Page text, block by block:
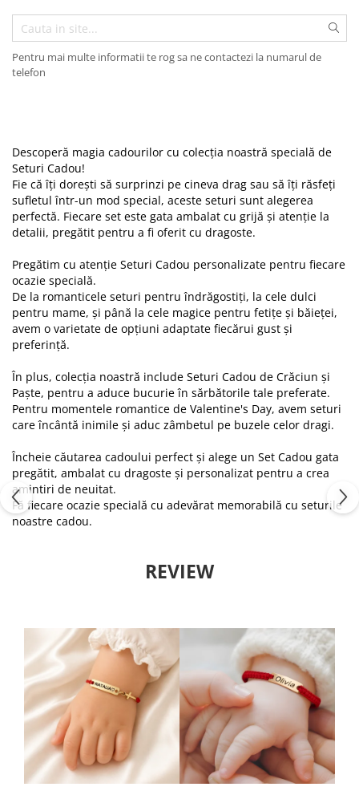
Bijuterii cu perle
Invitatii Botez
Diplome
Plusuri
Impachetare Cadou
Coliere
Card metalic
Cadouri Copii
Cadouri pentru Craciun
Cadouri 1-8 Martie
Cadouri Paste
Halloween
Portfard Personalizat
Bijuterii pentru Ea
Tablou Personalizat
Pentru mai multe informatii te rog sa ne contactezi la numarul de
telefon
Descoperă magia cadourilor cu colecția noastră specială de
Seturi Cadou!
Fie că îți dorești să surprinzi pe cineva drag sau să îți răsfeți
sufletul într-un mod special, aceste seturi sunt alegerea
perfectă. Fiecare set este gata ambalat cu grijă și atenție la
detalii, pregătit pentru a fi oferit cu dragoste.
Pregătim cu atenție Seturi Cadou personalizate pentru fiecare
ocazie specială.
De la romanticele seturi pentru îndrăgostiți, la cele dulci
pentru mame, și până la cele magice pentru fetițe și băieței,
avem o varietate de opțiuni adaptate fiecărui gust și
preferință.
În plus, colecția noastră include Seturi Cadou de Crăciun și
Paște, pentru a aduce bucurie în sărbătorile tale preferate.
Pentru momentele romantice de Valentine's Day, avem seturi
care încântă inimile și aduc zâmbetul pe buzele celor dragi.
Încheie căutarea cadoului perfect și alege un Set Cadou gata
pregătit, ambalat cu dragoste și personalizat pentru a crea
amintiri de neuitat.
Fă fiecare ocazie specială cu adevărat memorabilă cu seturile
noastre cadou.
REVIEW